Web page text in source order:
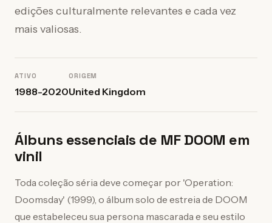
edições culturalmente relevantes e cada vez
mais valiosas.
ATIVO
1988-2020
ORIGEM
United Kingdom
Álbuns essenciais de MF DOOM em
vinil
Toda coleção séria deve começar por 'Operation:
Doomsday' (1999), o álbum solo de estreia de DOOM
que estabeleceu sua persona mascarada e seu estilo